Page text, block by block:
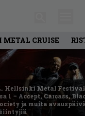
CRUISE
Hellsinki Metal
1 – Accept, Carcass,
ja muita